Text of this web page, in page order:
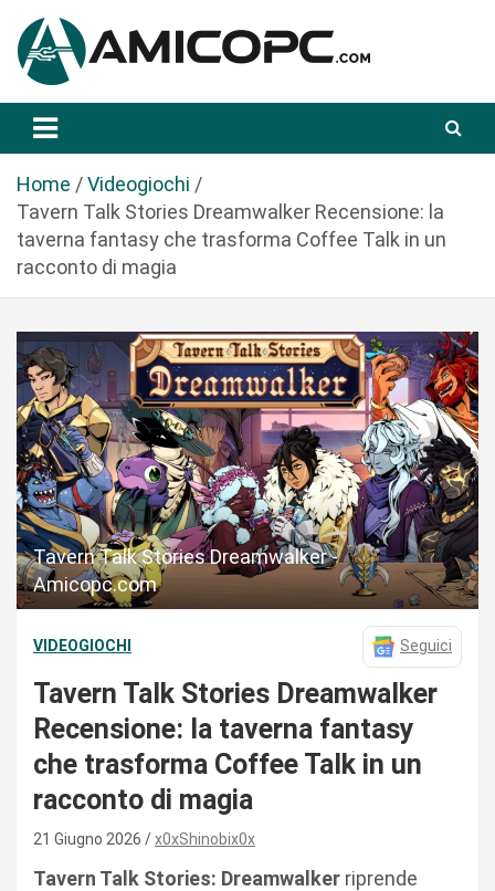
a
Amicopc.com
Home
Videogiochi
Tavern Talk Stories Dreamwalker Recensione: la
taverna fantasy che trasforma Coffee Talk in un
racconto di magia
Tavern Talk Stories Dreamwalker -
Amicopc.com
VIDEOGIOCHI Seguici
Tavern Talk Stories Dreamwalker
Recensione: la taverna fantasy
che trasforma Coffee Talk in un
racconto di magia
21 Giugno 2026 x0xShinobix0x
Tavern Talk Stories: Dreamwalker riprende